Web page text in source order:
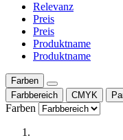
Relevanz
Preis
Preis
Produktname
Produktname
Farben
Farbbereich
CMYK
Farben